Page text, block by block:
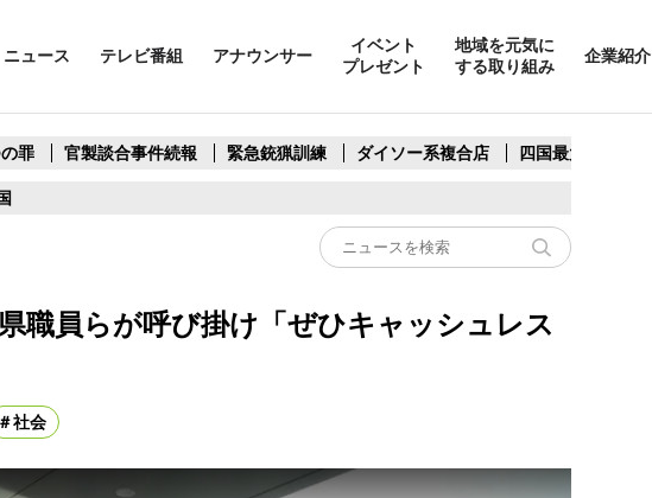
ニュース テレビ番組 アナウンサー
イベント
プレゼント
地域を元気に
する取り組み
企業紹介
罪 官製談合事件続報 緊急銃猟訓練 ダイソー系複合店 四国最大スリコ
職員らが呼び掛け「ぜひキャッシュレス
社会